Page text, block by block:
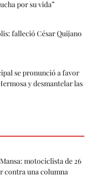
por su vida”
falleció César Quijano
se pronunció a favor
y desmantelar las
motociclista de 26
contra una columna